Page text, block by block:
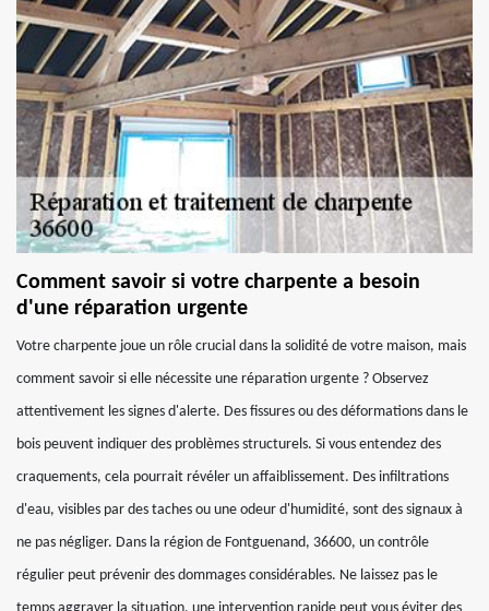
Comment savoir si votre charpente a besoin
d'une réparation urgente
Votre charpente joue un rôle crucial dans la solidité de votre maison, mais
comment savoir si elle nécessite une réparation urgente ? Observez
attentivement les signes d'alerte. Des fissures ou des déformations dans le
bois peuvent indiquer des problèmes structurels. Si vous entendez des
craquements, cela pourrait révéler un affaiblissement. Des infiltrations
d'eau, visibles par des taches ou une odeur d'humidité, sont des signaux à
ne pas négliger. Dans la région de Fontguenand, 36600, un contrôle
régulier peut prévenir des dommages considérables. Ne laissez pas le